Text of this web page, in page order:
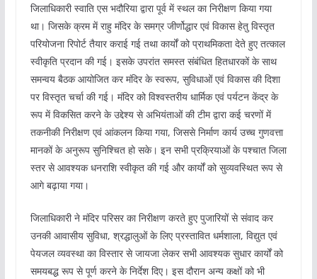
जिलाधिकारी स्वाति एस भदौरिया द्वारा पूर्व में स्थल का निरीक्षण किया गया
था। जिसके क्रम में राहु मंदिर के समग्र जीर्णोद्धार एवं विकास हेतु विस्तृत
परियोजना रिपोर्ट तैयार कराई गई तथा कार्यों को प्राथमिकता देते हुए तत्काल
स्वीकृति प्रदान की गई। इसके उपरांत समस्त संबंधित हितधारकों के साथ
समन्वय बैठक आयोजित कर मंदिर के स्वरूप, सुविधाओं एवं विकास की दिशा
पर विस्तृत चर्चा की गई। मंदिर को विश्वस्तरीय धार्मिक एवं पर्यटन केंद्र के
रूप में विकसित करने के उद्देश्य से अभियंताओं की टीम द्वारा कई चरणों में
तकनीकी निरीक्षण एवं आंकलन किया गया, जिससे निर्माण कार्य उच्च गुणवत्ता
मानकों के अनुरूप सुनिश्चित हो सके। इन सभी प्रक्रियाओं के पश्चात जिला
स्तर से आवश्यक धनराशि स्वीकृत की गई और कार्यों को सुव्यवस्थित रूप से
आगे बढ़ाया गया।
जिलाधिकारी ने मंदिर परिसर का निरीक्षण करते हुए पुजारियों से संवाद कर
उनकी आवासीय सुविधा, श्रद्धालुओं के लिए प्रस्तावित धर्मशाला, विद्युत एवं
पेयजल व्यवस्था का विस्तार से जायजा लेकर सभी आवश्यक सुधार कार्यों को
समयबद्ध रूप से पूर्ण करने के निर्देश दिए। इस दौरान अन्य कक्षों को भी